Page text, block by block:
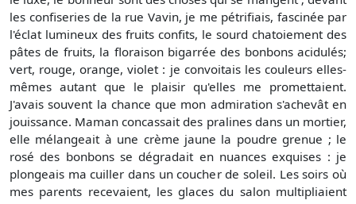
les confiseries de la rue Vavin, je me pétrifiais, fascinée par
l'éclat lumineux des fruits confits, le sourd chatoiement des
pâtes de fruits, la floraison bigarrée des bonbons acidulés;
vert, rouge, orange, violet : je convoitais les couleurs elles-
mêmes autant que le plaisir qu'elles me promettaient.
J'avais souvent la chance que mon admiration s'achevât en
jouissance. Maman concassait des pralines dans un mortier,
elle mélangeait à une crème jaune la poudre grenue ; le
rosé des bonbons se dégradait en nuances exquises : je
plongeais ma cuiller dans un coucher de soleil. Les soirs où
mes parents recevaient, les glaces du salon multipliaient